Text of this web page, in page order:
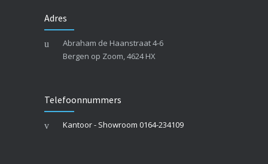
Adres
Abraham de Haanstraat 4-6
Bergen op Zoom, 4624 HX
Telefoonnummers
Kantoor - Showroom 0164-234109